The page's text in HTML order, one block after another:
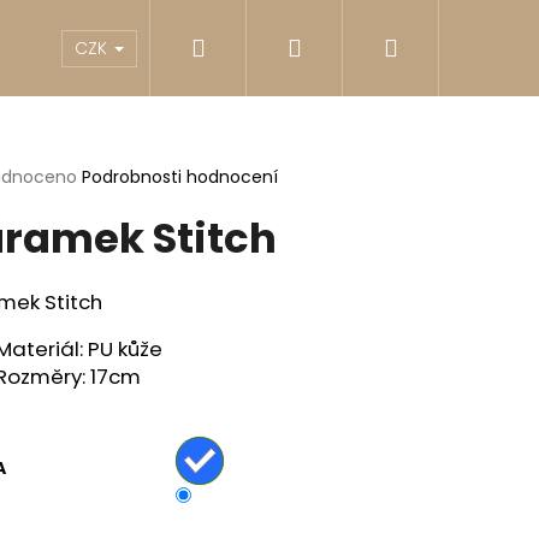
Reklamace Obchodní podmínky
CZK Přihlášení
Podrobnosti hodnocení
Stitch
Stitch
PU kůže
17cm